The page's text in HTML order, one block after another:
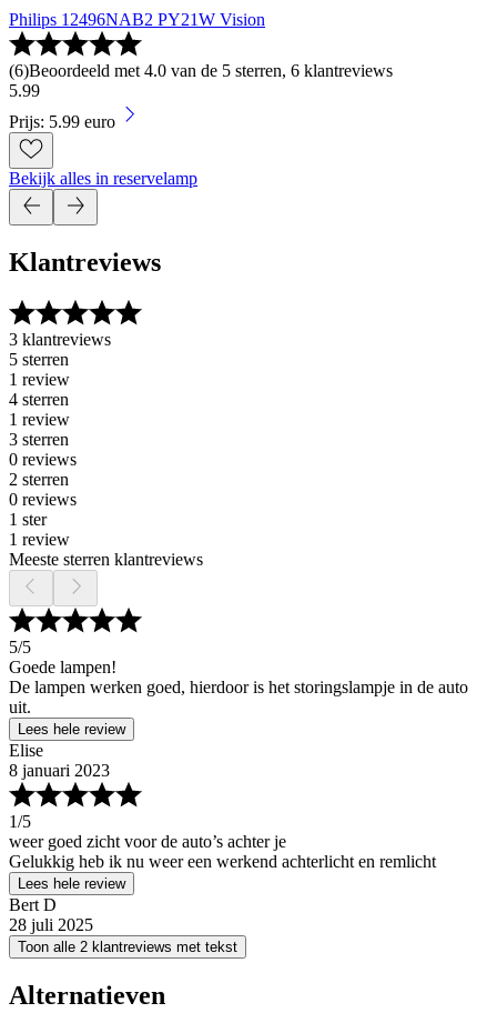
Philips 12496NAB2 PY21W Vision
(6)Beoordeeld met 4.0 van de 5 sterren, 6 klantreviews
5.99
Prijs: 5.99 euro
Bekijk alles in reservelamp
Klantreviews
3 klantreviews
5 sterren
1 review
4 sterren
1 review
3 sterren
0 reviews
2 sterren
0 reviews
1 ster
1 review
Meeste sterren klantreviews
5/5
Goede lampen!
De lampen werken goed, hierdoor is het storingslampje in de auto
uit.
Lees hele review
Elise
8 januari 2023
1/5
weer goed zicht voor de auto’s achter je
Gelukkig heb ik nu weer een werkend achterlicht en remlicht
Lees hele review
Bert D
28 juli 2025
Toon alle 2 klantreviews met tekst
Alternatieven